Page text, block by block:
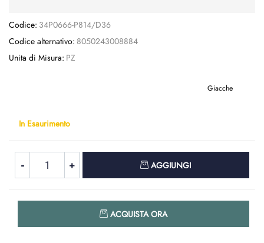
Codice: 34P0666-P814/D36
Codice alternativo: 8050243008884
Unita di Misura: PZ
Giacche
In Esaurimento
AGGIUNGI
ACQUISTA ORA